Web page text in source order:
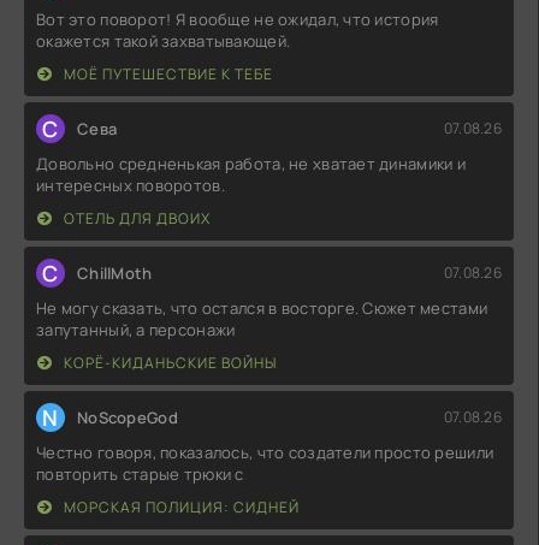
Вот это поворот! Я вообще не ожидал, что история
окажется такой захватывающей.
МОЁ ПУТЕШЕСТВИЕ К ТЕБЕ
С Севa 07.08.26
Довольно средненькая работа, не хватает динамики и
интересных поворотов.
ОТЕЛЬ ДЛЯ ДВОИХ
C ChillMoth 07.08.26
Не могу сказать, что остался в восторге. Сюжет местами
запутанный, а персонажи
КОРЁ-КИДАНЬСКИЕ ВОЙНЫ
N NoScopeGod 07.08.26
Честно говоря, показалось, что создатели просто решили
повторить старые трюки с
МОРСКАЯ ПОЛИЦИЯ: СИДНЕЙ